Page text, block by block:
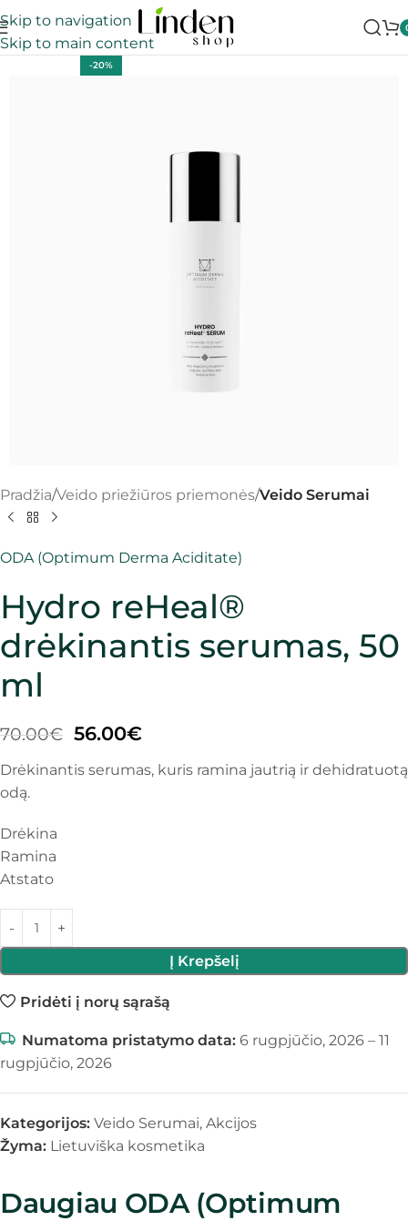
Skip to navigation
Skip to main content
-20%
Pradžia Veido priežiūros priemonės Veido Serumai
ODA (Optimum Derma Aciditate)
Hydro reHeal®
drėkinantis serumas, 50
ml
70.00€ 56.00€
Drėkinantis serumas, kuris ramina jautrią ir dehidratuotą
odą.
Drėkina
Ramina
Atstato
Į Krepšelį
Pridėti į norų sąrašą
Numatoma pristatymo data: 6 rugpjūčio, 2026 – 11
rugpjūčio, 2026
Kategorijos: Veido Serumai, Akcijos
Žyma: Lietuviška kosmetika
Daugiau ODA (Optimum